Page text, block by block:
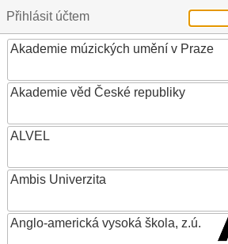
Přihlásit účtem
Akademie múzických umění v Praze
Akademie věd České republiky
ALVEL
Ambis Univerzita
Anglo-americká vysoká škola, z.ú.